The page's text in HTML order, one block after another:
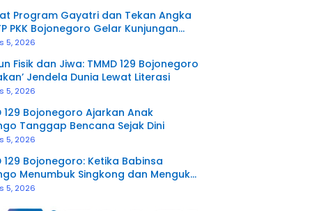
Program Gayatri dan Tekan Angka
PKK Bojonegoro Gelar Kunjungan
di Ngambon
5, 2026
Fisik dan Jiwa: TMMD 129 Bojonegoro
Jendela Dunia Lewat Literasi
5, 2026
129 Bojonegoro Ajarkan Anak
Tanggap Bencana Sejak Dini
5, 2026
129 Bojonegoro: Ketika Babinsa
Menumbuk Singkong dan Mengukir
dengan Warga
5, 2026